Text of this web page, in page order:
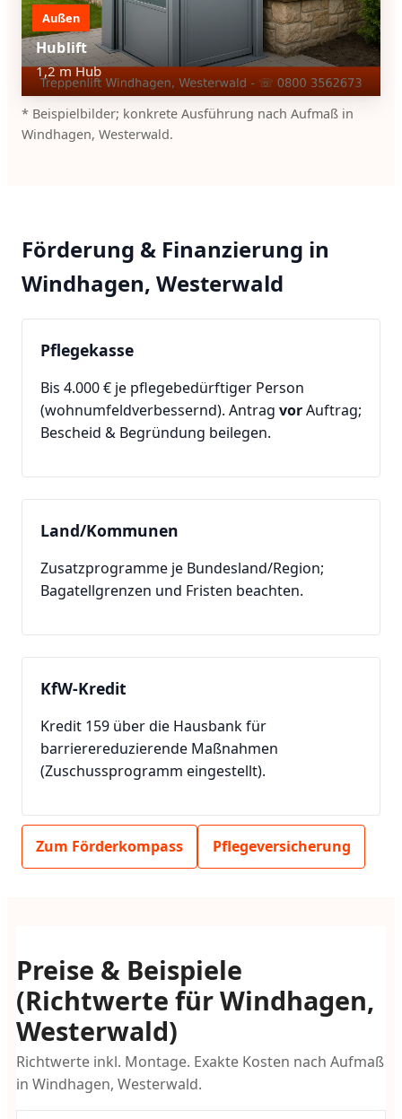
Außen
Hublift
1,2 m Hub
* Beispielbilder; konkrete Ausführung nach Aufmaß in
Windhagen, Westerwald.
Förderung & Finanzierung in
Windhagen, Westerwald
Pflegekasse
Bis 4.000 € je pflegebedürftiger Person
(wohnumfeldverbessernd). Antrag vorAuftrag;
Bescheid & Begründung beilegen.
Land/Kommunen
Zusatzprogramme je Bundesland/Region;
Bagatellgrenzen und Fristen beachten.
KfW-Kredit
Kredit 159 über die Hausbank für
barrierereduzierende Maßnahmen
(Zuschussprogramm eingestellt).
Zum Förderkompass Pflegeversicherung
Preise & Beispiele
(Richtwerte für Windhagen,
Westerwald)
Richtwerte inkl. Montage. Exakte Kosten nach Aufmaß
in Windhagen, Westerwald.